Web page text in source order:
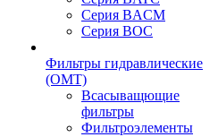
Серия BACM
Серия BOC
Фильтры гидравлические
(OMT)
Всасыващющие
фильтры
Фильтроэлементы